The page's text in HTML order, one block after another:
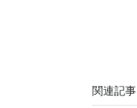
関連記事